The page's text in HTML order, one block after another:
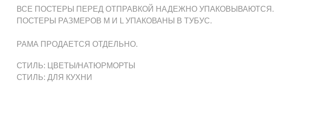
ВСЕ ПОСТЕРЫ ПЕРЕД ОТПРАВКОЙ НАДЕЖНО УПАКОВЫВАЮТСЯ.
ПОСТЕРЫ РАЗМЕРОВ M И L УПАКОВАНЫ В ТУБУС.
РАМА ПРОДАЕТСЯ ОТДЕЛЬНО.
СТИЛЬ: ЦВЕТЫ/НАТЮРМОРТЫ
СТИЛЬ: ДЛЯ КУХНИ